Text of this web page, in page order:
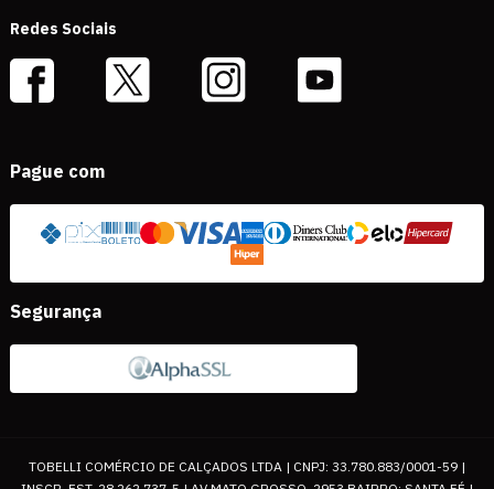
Redes Sociais
Pague com
Segurança
TOBELLI COMÉRCIO DE CALÇADOS LTDA | CNPJ: 33.780.883/0001-59 |